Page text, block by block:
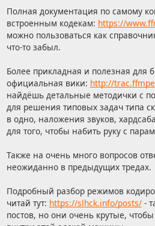
Полная документация по самому
встроенным кодекам: https://
можно пользоваться как
что-то забыл.
Более прикладная и полезная для
официальная вики: http://
найдёшь детальные методички с
для решения типовых задач типа
в одно, наложения звуков,
для того, чтобы набить руку с
Также на очень много вопросов
неожиданно в предыдущих тредах.
Подробный разбор режимов
читай тут: https://slhck.info/posts/-
постов, но они очень крутые,